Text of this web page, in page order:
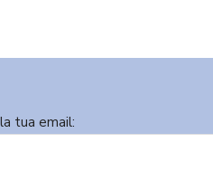
tua email: